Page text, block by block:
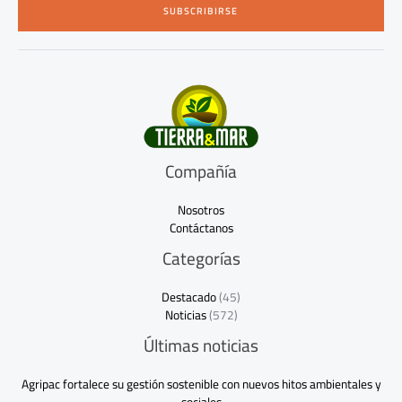
*
SUBSCRIBIRSE
Compañía
Nosotros
Contáctanos
Categorías
Destacado(45)
Noticias(572)
Últimas noticias
Agripac fortalece su gestión sostenible con nuevos hitos ambientales y